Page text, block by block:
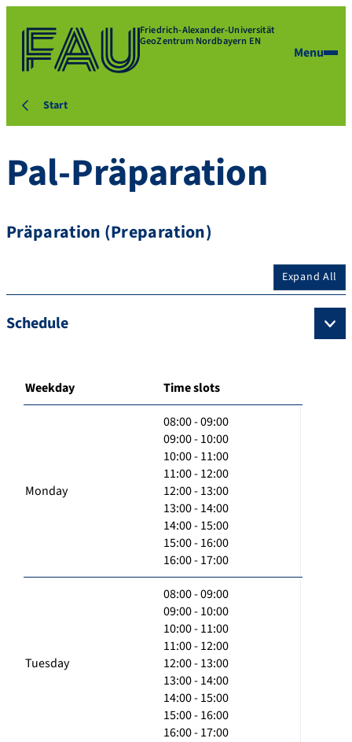
Friedrich-Alexander-Universität
GeoZentrum Nordbayern EN
Menu
Start
Pal-Präparation
Präparation (Preparation)
Expand All
Schedule
Weekday Time slots
Monday
08:00 - 09:00
09:00 - 10:00
10:00 - 11:00
11:00 - 12:00
12:00 - 13:00
13:00 - 14:00
14:00 - 15:00
15:00 - 16:00
16:00 - 17:00
Tuesday
08:00 - 09:00
09:00 - 10:00
10:00 - 11:00
11:00 - 12:00
12:00 - 13:00
13:00 - 14:00
14:00 - 15:00
15:00 - 16:00
16:00 - 17:00